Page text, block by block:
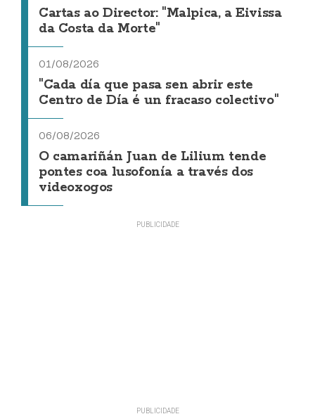
Cartas ao Director: "Malpica, a Eivissa
da Costa da Morte"
01/08/2026
"Cada día que pasa sen abrir este
Centro de Día é un fracaso colectivo"
06/08/2026
O camariñán Juan de Lilium tende
pontes coa lusofonía a través dos
videoxogos